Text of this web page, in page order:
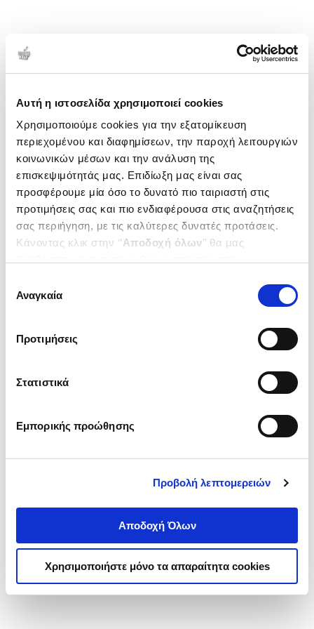
Αυτή η ιστοσελίδα χρησιμοποιεί cookies
Χρησιμοποιούμε cookies για την εξατομίκευση
περιεχομένου και διαφημίσεων, την παροχή λειτουργιών
κοινωνικών μέσων και την ανάλυση της
επισκεψιμότητάς μας. Επιδίωξη μας είναι σας
προσφέρουμε μία όσο το δυνατό πιο ταιριαστή στις
προτιμήσεις σας και πιο ενδιαφέρουσα στις αναζητήσεις
σας περιήγηση, με τις καλύτερες δυνατές προτάσεις.
Κάνοντας κλικ στην ‘’Αποδοχή όλων’’ θα μας
ενδιαφέρουν και να επιλέξετε από τα παρακάτω με την
΄΄και να ενημερωθείτε σχετικά με
συγκατάθεσης
Αναγκαία
Προτιμήσεις
Στατιστικά
Εμπορικής προώθησης
Προβολή λεπτομερειών
Αποδοχή Όλων
Χρησιμοποιήστε μόνο τα απαραίτητα cookies